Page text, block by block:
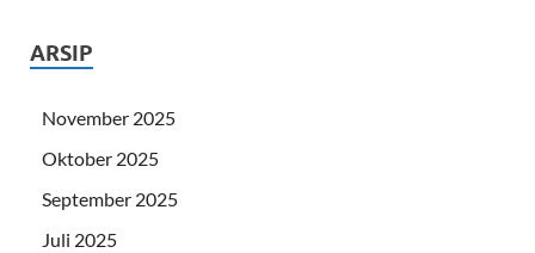
ARSIP
November 2025
Oktober 2025
September 2025
Juli 2025